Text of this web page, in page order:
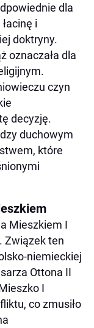
dla
i
doktryny.
oznaczała dla
czyn
decyzję.
duchowym
które
Mieszkiem I
Związek ten
niemieckiej
Ottona II
I
co zmusiło